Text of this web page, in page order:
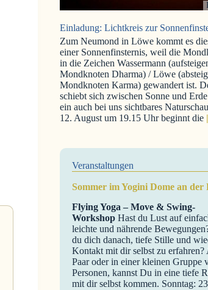
Einladung: Lichtkreis zur
Zum Neumond in Löwe kommt es
einer Sonnenfinsternis, weil die
in die Zeichen Wassermann
Mondknoten Dharma) / Löwe
Mondknoten Karma) gewandert ist.
schiebt sich zwischen Sonne und
ein auch bei uns sichtbares
12. August um 19.15 Uhr beginnt die
Veranstaltungen
Sommer im Yogini Dome an der
Flying Yoga – Move & Swing-
Workshop Hast du Lust auf
leichte und nährende
du dich danach, tiefe Stille und
Kontakt mit dir selbst zu erfahren?
Paar oder in einer kleinen Gruppe
Personen, kannst Du in eine tiefe
mit dir selbst kommen. Sonntag: